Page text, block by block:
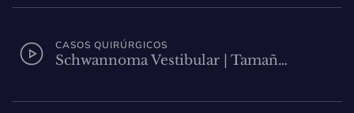
CASOS QUIRÚRGICOS
Schwannoma Vestibular | Tamañ…